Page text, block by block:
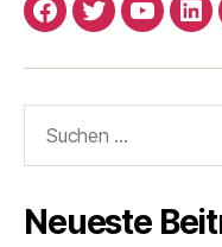
Facebook
Twitter
nach:
Neueste